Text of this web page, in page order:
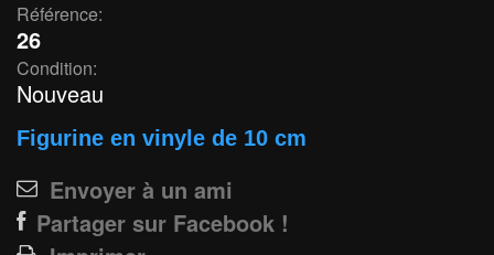
Référence:
26
Condition:
Nouveau
Figurine en vinyle de 10 cm
Envoyer à un ami
Partager sur Facebook !